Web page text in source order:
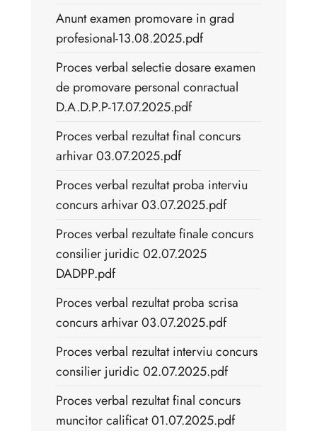
Anunt examen promovare in grad
profesional-13.08.2025.pdf
Proces verbal selectie dosare examen
de promovare personal conractual
D.A.D.P.P-17.07.2025.pdf
Proces verbal rezultat final concurs
arhivar 03.07.2025.pdf
Proces verbal rezultat proba interviu
concurs arhivar 03.07.2025.pdf
Proces verbal rezultate finale concurs
consilier juridic 02.07.2025
DADPP.pdf
Proces verbal rezultat proba scrisa
concurs arhivar 03.07.2025.pdf
Proces verbal rezultat interviu concurs
consilier juridic 02.07.2025.pdf
Proces verbal rezultat final concurs
muncitor calificat 01.07.2025.pdf